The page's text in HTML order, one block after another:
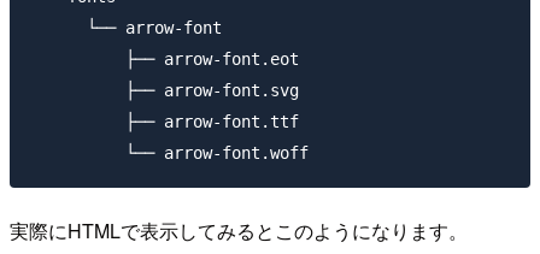
      └── arrow-font
          ├── arrow-font.eot
          ├── arrow-font.svg
          ├── arrow-font.ttf
実際にHTMLで表示してみるとこのようになります。